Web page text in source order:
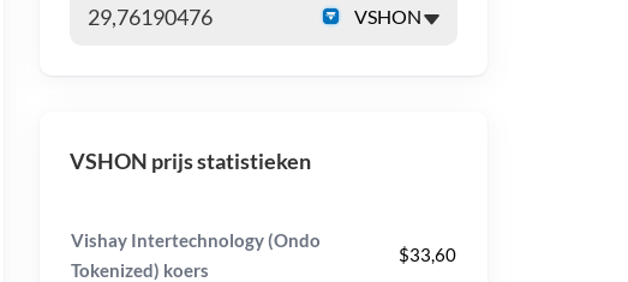
VSHON prijs statistieken
Vishay Intertechnology (Ondo
Tokenized) koers
$33,60